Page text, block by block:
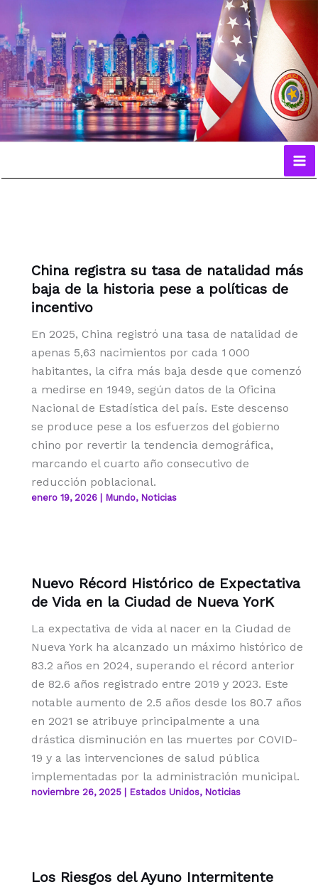
contenido
China registra su tasa de natalidad más
baja de la historia pese a políticas de
incentivo
En 2025, China registró una tasa de natalidad de
apenas 5,63 nacimientos por cada 1 000
habitantes, la cifra más baja desde que comenzó
a medirse en 1949, según datos de la Oficina
Nacional de Estadística del país. Este descenso
se produce pese a los esfuerzos del gobierno
chino por revertir la tendencia demográfica,
marcando el cuarto año consecutivo de
reducción poblacional.
enero 19, 2026 Mundo, Noticias
Nuevo Récord Histórico de Expectativa
de Vida en la Ciudad de Nueva YorK
La expectativa de vida al nacer en la Ciudad de
Nueva York ha alcanzado un máximo histórico de
83.2 años en 2024, superando el récord anterior
de 82.6 años registrado entre 2019 y 2023. Este
notable aumento de 2.5 años desde los 80.7 años
en 2021 se atribuye principalmente a una
drástica disminución en las muertes por COVID-
19 y a las intervenciones de salud pública
implementadas por la administración municipal.
noviembre 26, 2025 | Estados Unidos, Noticias
Los Riesgos del Ayuno Intermitente